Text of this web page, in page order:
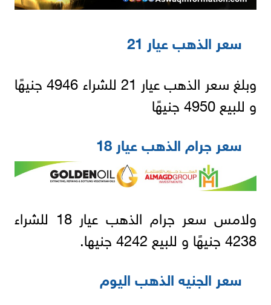
سعر الذهب عيار 21
وبلغ سعر الذهب عيار 21 للشراء 4946 جنيهًا
و للبيع 4950 جنيهًا
سعر جرام الذهب عيار 18
ولامس سعر جرام الذهب عيار 18 للشراء
4238 جنيهًا و للبيع 4242 جنيها.
سعر الجنيه الذهب اليوم